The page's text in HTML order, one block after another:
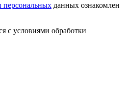
персональных данных ознакомлен
с условиями обработки